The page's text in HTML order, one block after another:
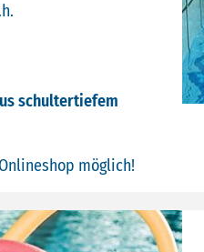
schultertiefem
möglich!